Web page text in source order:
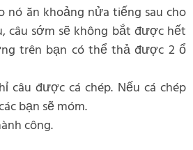
nó ăn khoảng nửa tiếng sau cho
câu sớm sẽ không bắt được hết
trên bạn có thể thả được 2 ổ
câu được cá chép. Nếu cá chép
bạn sẽ móm.
công.